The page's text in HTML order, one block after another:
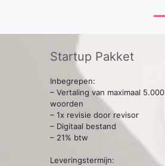
Startup Pakket
Inbegrepen:
– Vertaling van maximaal 5.000
woorden
– 1x revisie door revisor
– Digitaal bestand
– 21% btw
Leveringstermijn: